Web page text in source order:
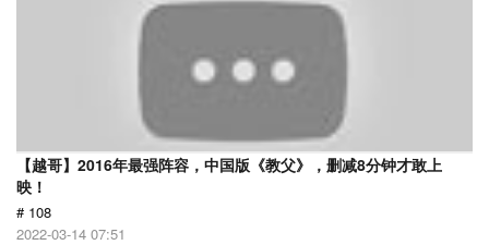
【越哥】2016年最强阵容，中国版《教父》，删减8分钟才敢上
映！
# 108
2022-03-14 07:51